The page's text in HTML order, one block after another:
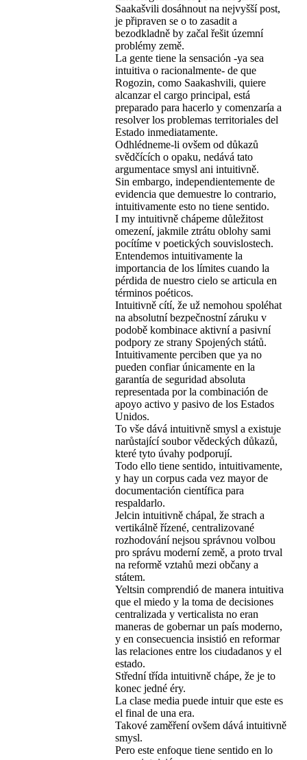
Saakašvili dosáhnout na nejvyšší post,
je připraven se o to zasadit a
bezodkladně by začal řešit územní
problémy země.
La gente tiene la sensación -ya sea
intuitiva o racionalmente- de que
Rogozin, como Saakashvili, quiere
alcanzar el cargo principal, está
preparado para hacerlo y comenzaría a
resolver los problemas territoriales del
Estado inmediatamente.
Odhlédneme-li ovšem od důkazů
svědčících o opaku, nedává tato
argumentace smysl ani intuitivně.
Sin embargo, independientemente de
evidencia que demuestre lo contrario,
intuitivamente esto no tiene sentido.
I my intuitivně chápeme důležitost
omezení, jakmile ztrátu oblohy sami
pocítíme v poetických souvislostech.
Entendemos intuitivamente la
importancia de los límites cuando la
pérdida de nuestro cielo se articula en
términos poéticos.
Intuitivně cítí, že už nemohou spoléhat
na absolutní bezpečnostní záruku v
podobě kombinace aktivní a pasivní
podpory ze strany Spojených států.
Intuitivamente perciben que ya no
pueden confiar únicamente en la
garantía de seguridad absoluta
representada por la combinación de
apoyo activo y pasivo de los Estados
Unidos.
To vše dává intuitivně smysl a existuje
narůstající soubor vědeckých důkazů,
které tyto úvahy podporují.
Todo ello tiene sentido, intuitivamente,
y hay un corpus cada vez mayor de
documentación científica para
respaldarlo.
Jelcin intuitivně chápal, že strach a
vertikálně řízené, centralizované
rozhodování nejsou správnou volbou
pro správu moderní země, a proto trval
na reformě vztahů mezi občany a
státem.
Yeltsin comprendió de manera intuitiva
que el miedo y la toma de decisiones
centralizada y verticalista no eran
maneras de gobernar un país moderno,
y en consecuencia insistió en reformar
las relaciones entre los ciudadanos y el
estado.
Střední třída intuitivně chápe, že je to
konec jedné éry.
La clase media puede intuir que este es
el final de una era.
Takové zaměření ovšem dává intuitivně
smysl.
Pero este enfoque tiene sentido en lo